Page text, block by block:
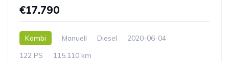
€17.790
Kombi Manuell Diesel
2020-06-04
122 PS
115.110 km